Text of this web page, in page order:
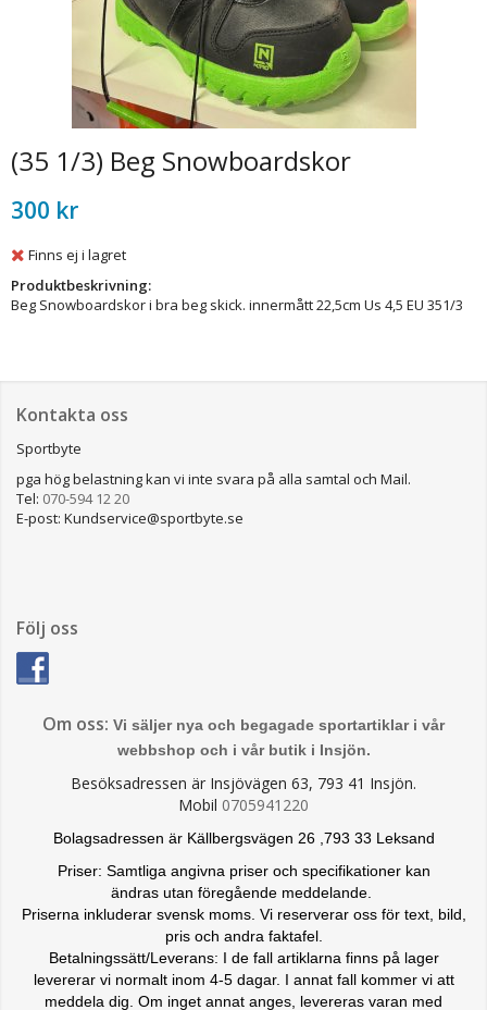
(35 1/3) Beg Snowboardskor
300 kr
Finns ej i lagret
Produktbeskrivning:
Beg Snowboardskor i bra beg skick. innermått 22,5cm Us 4,5 EU 351/3
Kontakta oss
Sportbyte
pga hög belastning kan vi inte svara på alla samtal och Mail.
Tel: 070-594 12 20
E-post: Kundservice@sportbyte.se
Följ oss
Om oss: Vi säljer nya och begagade sportartiklar i vår
webbshop och i vår butik i Insjön.
Besöksadressen är Insjövägen 63, 793 41 Insjön.
Mobil 0705941220
Bolagsadressen är Källbergsvägen 26 ,793 33 Leksand
Priser: Samtliga angivna priser och specifikationer kan
ändras utan föregående meddelande.
Priserna inkluderar svensk moms. Vi reserverar oss för text, bild,
pris och andra faktafel.
Betalningssätt/Leverans: I de fall artiklarna finns på lager
levererar vi normalt inom 4-5 dagar. I annat fall kommer vi att
meddela dig. Om inget annat anges, levereras varan med